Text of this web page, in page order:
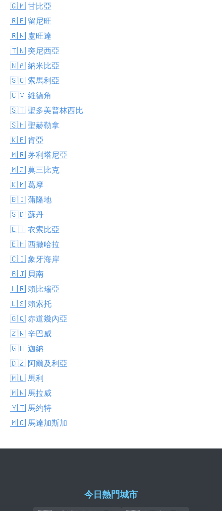
🇬🇲 甘比亞
🇷🇪 留尼旺
🇷🇼 盧旺達
🇹🇳 突尼西亞
🇳🇦 納米比亞
🇸🇴 索馬利亞
🇨🇻 維德角
🇸🇹 聖多美普林西比
🇸🇭 聖赫勒拿
🇰🇪 肯亞
🇲🇷 茅利塔尼亞
🇲🇿 莫三比克
🇰🇲 葛摩
🇧🇮 蒲隆地
🇸🇩 蘇丹
🇪🇹 衣索比亞
🇪🇭 西撒哈拉
🇨🇮 象牙海岸
🇧🇯 貝南
🇱🇷 賴比瑞亞
🇱🇸 賴索托
🇬🇶 赤道幾內亞
🇿🇼 辛巴威
🇬🇭 迦納
🇩🇿 阿爾及利亞
🇲🇱 馬利
🇲🇼 馬拉威
🇾🇹 馬約特
🇲🇬 馬達加斯加
今日熱門城市